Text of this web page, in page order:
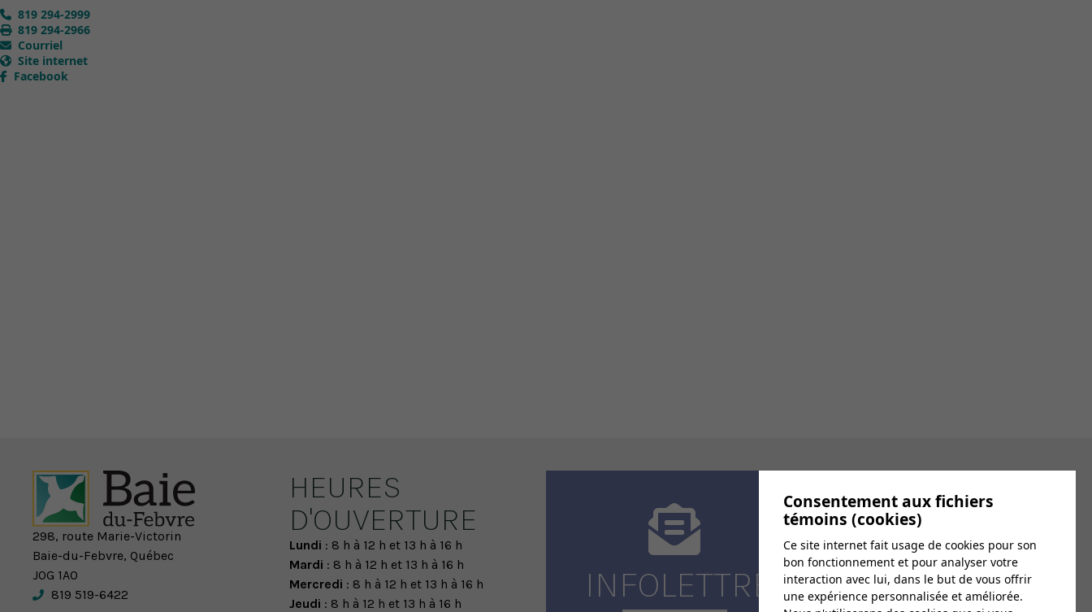
819 294-2999
819 294-2966
Courriel
Site internet
Facebook
298, route Marie-Victorin
Baie-du-Febvre, Québec
J0G 1A0
819 519-6422
HEURES
D'OUVERTURE
Lundi : 8 h à 12 h et 13 h à 16 h
Mardi : 8 h à 12 h et 13 h à 16 h
Mercredi : 8 h à 12 h et 13 h à 16 h
Jeudi : 8 h à 12 h et 13 h à 16 h INFOLETTRE
Consentement aux fichiers
témoins (cookies)
Ce site internet fait usage de cookies pour son
bon fonctionnement et pour analyser votre
interaction avec lui, dans le but de vous offrir
une expérience personnalisée et améliorée.